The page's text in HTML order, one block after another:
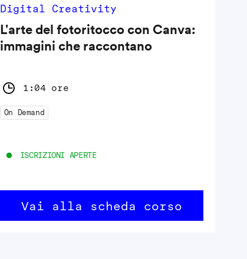
Digital Creativity
L'arte del fotoritocco con Canva:
immagini che raccontano
1:04 ore
On Demand
ISCRIZIONI APERTE
Vai alla scheda corso